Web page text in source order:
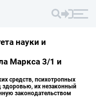
науки и
Маркса 3/1 и
средств, психотропных
здоровью, их незаконный
законодательством